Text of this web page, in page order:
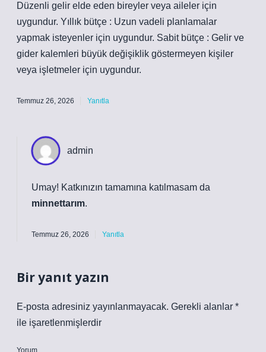
Düzenli gelir elde eden bireyler veya aileler için
uygundur. Yıllık bütçe : Uzun vadeli planlamalar
yapmak isteyenler için uygundur. Sabit bütçe : Gelir ve
gider kalemleri büyük değişiklik göstermeyen kişiler
veya işletmeler için uygundur.
Temmuz 26, 2026 Yanıtla
admin
Umay! Katkınızın tamamına katılmasam da
minnettarım.
Temmuz 26, 2026 Yanıtla
Bir yanıt yazın
E-posta adresiniz yayınlanmayacak. Gerekli alanlar *
ile işaretlenmişlerdir
Yorum